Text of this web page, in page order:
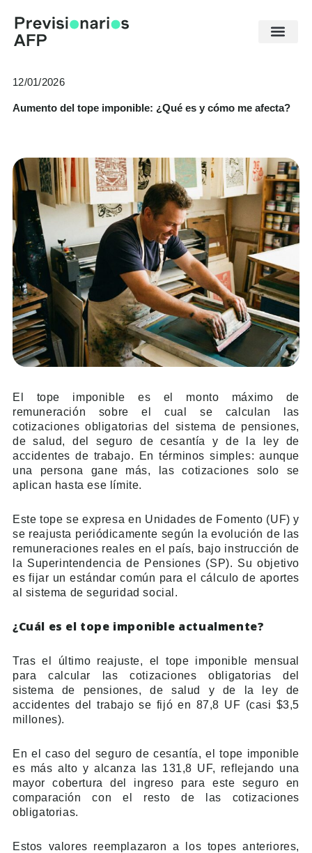
contenido
12/01/2026
Aumento del tope imponible: ¿Qué es y cómo me afecta?
El tope imponible es el monto máximo de
remuneración sobre el cual se calculan las
cotizaciones obligatorias del sistema de pensiones,
de salud, del seguro de cesantía y de la ley de
accidentes de trabajo. En términos simples: aunque
una persona gane más, las cotizaciones solo se
aplican hasta ese límite.
Este tope se expresa en Unidades de Fomento (UF) y
se reajusta periódicamente según la evolución de las
remuneraciones reales en el país, bajo instrucción de
la Superintendencia de Pensiones (SP). Su objetivo
es fijar un estándar común para el cálculo de aportes
al sistema de seguridad social.
¿Cuál es el tope imponible actualmente?
Tras el último reajuste, el tope imponible mensual
para calcular las cotizaciones obligatorias del
sistema de pensiones, de salud y de la ley de
accidentes del trabajo se fijó en 87,8 UF (casi $3,5
millones).
En el caso del seguro de cesantía, el tope imponible
es más alto y alcanza las 131,8 UF, reflejando una
mayor cobertura del ingreso para este seguro en
comparación con el resto de las cotizaciones
obligatorias.
Estos valores reemplazaron a los topes anteriores,